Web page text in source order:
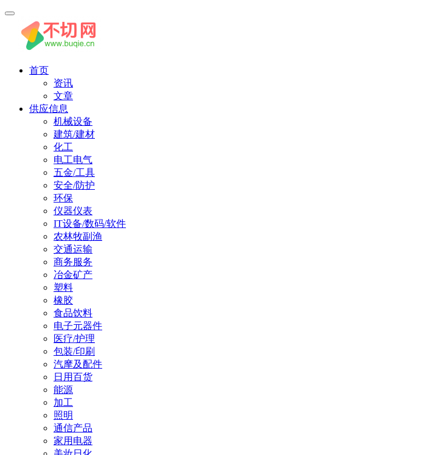
首页
资讯
文章
供应信息
机械设备
建筑/建材
化工
电工电气
五金/工具
安全/防护
环保
仪器仪表
IT设备/数码/软件
农林牧副渔
交通运输
商务服务
冶金矿产
塑料
橡胶
食品饮料
电子元器件
医疗/护理
包装/印刷
汽摩及配件
日用百货
能源
加工
照明
通信产品
家用电器